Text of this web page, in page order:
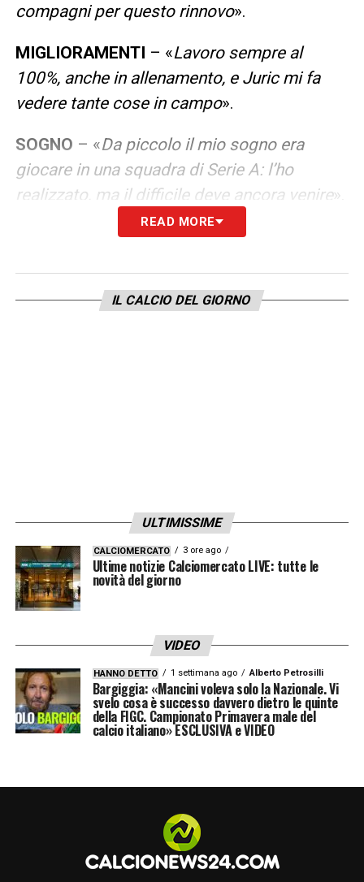
compagni per questo rinnovo».
MIGLIORAMENTI – «Lavoro sempre al
100%, anche in allenamento, e Juric mi fa
vedere tante cose in campo».
SOGNO – «Da piccolo il mio sogno era
giocare in una squadra di Serie A: l’ho
realizzato, ma il difficile deve ancora venire».
RIFERIMENTO– «De Jong mi piace molto
LA CARATTERISTICA CHE LO RISPECCHIA
SALTO DI QUALITA’– «È difficile passare
dal settore giovanile alla prima squadra, devi
farti vedere dal tecnico dei grandi. In Spagna
ho fatto bene e Juric mi ha chiamato, poi ho
dato fiducia».
LEGAMI SPOGLIATOIO– «Sono legato a
tutti, ma con Popa ho un rapporto
bellissimo. Buongiorno e Rodriguez aiutano i
e fuori dal campo».
PASSIONI EXTRA CAMPO
sono duri, a casa voglio stare tranquillo:
READ MORE
IL CALCIO DEL GIORNO
ULTIMISSIME
CALCIOMERCATO 3 ore ago
Ultime notizie Calciomercato LIVE: tutte le
novità del giorno
VIDEO
HANNO DETTO 1 settimana ago Alberto Petrosilli
Bargiggia: «Mancini voleva solo la Nazionale. Vi
svelo cosa è successo davvero dietro le quinte
della FIGC. Campionato Primavera male del
calcio italiano» ESCLUSIVA e VIDEO